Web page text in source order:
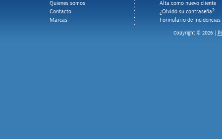
Quienes somos
Contacto
Marcas
Alta como nuevo cliente
¿Olvidó su contraseña?
Formulario de Incidencias
Copyright © 2026 |